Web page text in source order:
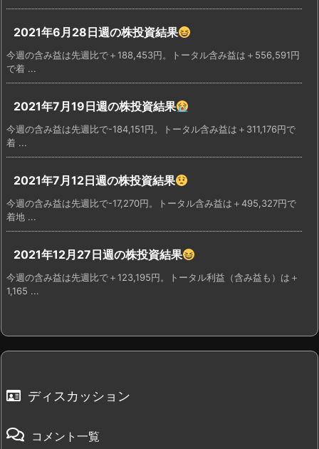
2021年6月28日週の株投資結果
今週の含み益は先週比で＋188,453円。トータル含み益は＋556,591円
で着 ...
2021年7月19日週の株投資結果
今週の含み益は先週比で-184,151円。トータル含み益は＋311,176円で
着 ...
2021年7月12日週の株投資結果
今週の含み益は先週比で-17,270円。トータル含み益は＋495,327円で
着地 ...
2021年12月27日週の株投資結果
今週の含み益は先週比で＋123,195円。トータル利益（含み益も）は＋
1,165 ...
ディスカッション
コメント一覧